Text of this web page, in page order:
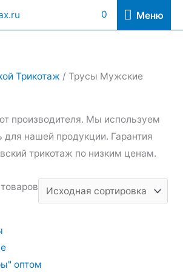
Меню
Меню
0
Трикотаж / Трусы Мужские
производителя. Мы используем
для нашей продукции. Гарантия
трикотаж по низким ценам.